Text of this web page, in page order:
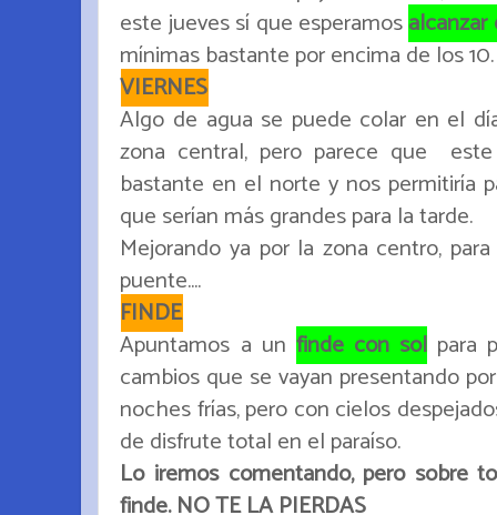
este jueves sí que esperamos
mínimas bastante por encima de los 10.
VIERNES
Algo de agua se puede colar en el
zona central, pero parece que
bastante en el norte y nos permitiría
que serían más grandes para la tarde.
Mejorando ya por la zona centro,
puente....
FINDE
Apuntamos a un finde con solpara
cambios que se vayan presentando
noches frías, pero con cielos
de disfrute total en el paraíso.
Lo iremos comentando, pero sobre
finde. NO TE LA PIERDAS